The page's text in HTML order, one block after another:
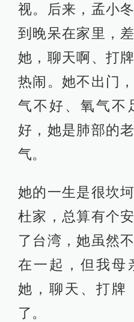
视。后来，孟小
到晚呆在家里，
她，聊天啊、打
热闹。她不出门
气不好、氧气不
好，她是肺部的
气。
她的一生是很坎
杜家，总算有个
了台湾，她虽然
在一起，但我母
她，聊天、打牌
了。